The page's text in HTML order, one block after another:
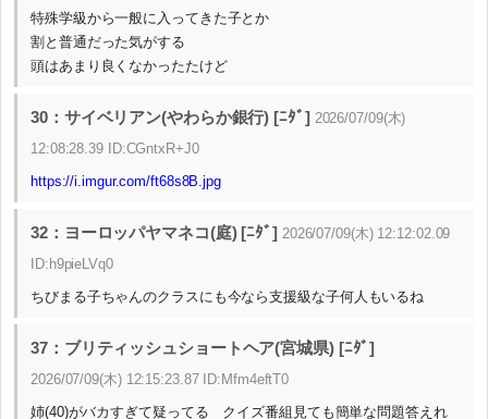
特殊学級から一般に入ってきた子とか
割と普通だった気がする
頭はあまり良くなかったたけど
30：サイベリアン(やわらか銀行) [ﾆﾀﾞ] 2026/07/09(木)
12:08:28.39 ID:CGntxR+J0
https://i.imgur.com/ft68s8B.jpg
32：ヨーロッパヤマネコ(庭) [ﾆﾀﾞ] 2026/07/09(木) 12:12:02.09
ID:h9pieLVq0
ちびまる子ちゃんのクラスにも今なら支援級な子何人もいるね
37：ブリティッシュショートヘア(宮城県) [ﾆﾀﾞ]
2026/07/09(木) 12:15:23.87 ID:Mfm4eftT0
姉(40)がバカすぎて疑ってる クイズ番組見ても簡単な問題答えれ